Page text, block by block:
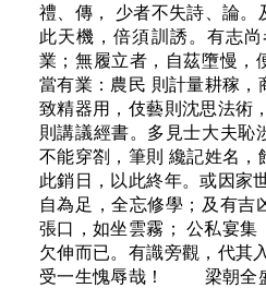
禮、傳， 少者不失詩、論。
此天機，倍須訓誘。有志
業；無履立者，自茲墮慢，
當有業：農民 則計量耕稼，
致精器用，伎藝則沈思法術
則講議經書。多見士大夫恥
不能穿劄，筆則 纔記姓名，
此銷日，以此終年。或因家
自為足，全忘修學；及有吉
張口，如坐雲霧； 公私宴集
欠伸而已。有識旁觀，代其
受一生愧辱哉！ 梁朝全